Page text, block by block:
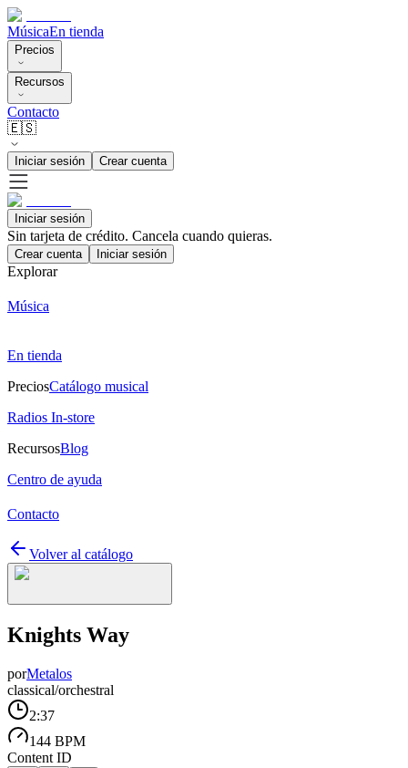
MúsicaEn tienda
Precios
Recursos
Contacto
🇪🇸
Iniciar sesión Crear cuenta
Iniciar sesión
Sin tarjeta de crédito. Cancela cuando quieras.
Crear cuenta Iniciar sesión
Explorar
Música
En tienda
PreciosCatálogo musical
Radios In-store
RecursosBlog
Centro de ayuda
Contacto
Volver al catálogo
Knights Way
porMetalos
classical/orchestral
2:37
144 BPM
Content ID